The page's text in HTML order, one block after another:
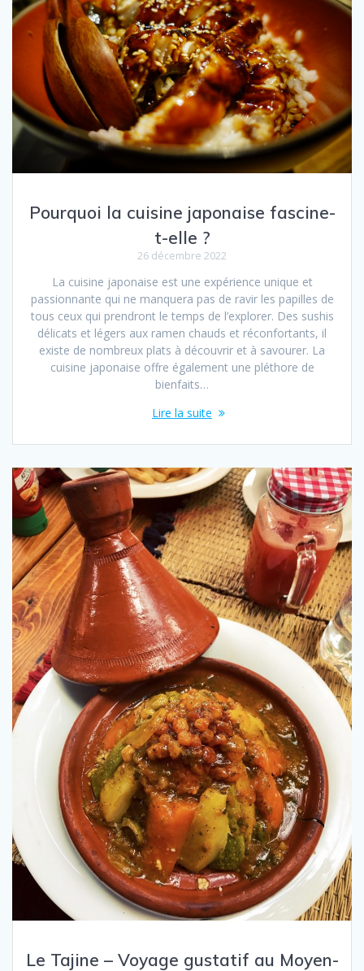
Pourquoi la cuisine japonaise fascine-
t-elle ?
26 décembre 2022
La cuisine japonaise est une expérience unique et
passionnante qui ne manquera pas de ravir les papilles de
tous ceux qui prendront le temps de l’explorer. Des sushis
délicats et légers aux ramen chauds et réconfortants, il
existe de nombreux plats à découvrir et à savourer. La
cuisine japonaise offre également une pléthore de
bienfaits…
Lire la suite
Le Tajine – Voyage gustatif au Moyen-